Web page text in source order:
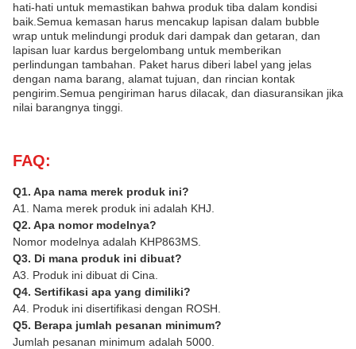
hati-hati untuk memastikan bahwa produk tiba dalam kondisi
baik.Semua kemasan harus mencakup lapisan dalam bubble
wrap untuk melindungi produk dari dampak dan getaran, dan
lapisan luar kardus bergelombang untuk memberikan
perlindungan tambahan. Paket harus diberi label yang jelas
dengan nama barang, alamat tujuan, dan rincian kontak
pengirim.Semua pengiriman harus dilacak, dan diasuransikan jika
nilai barangnya tinggi.
FAQ:
Q1. Apa nama merek produk ini?
A1. Nama merek produk ini adalah KHJ.
Q2. Apa nomor modelnya?
Nomor modelnya adalah KHP863MS.
Q3. Di mana produk ini dibuat?
A3. Produk ini dibuat di Cina.
Q4. Sertifikasi apa yang dimiliki?
A4. Produk ini disertifikasi dengan ROSH.
Q5. Berapa jumlah pesanan minimum?
Jumlah pesanan minimum adalah 5000.